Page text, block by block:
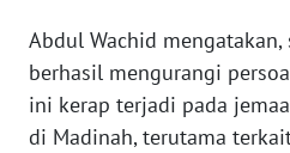
Abdul Wachid
berhasil mengurangi
ini kerap terjadi pada
di Madinah, terutama
PEDOMAN
MEDIA
SIBER